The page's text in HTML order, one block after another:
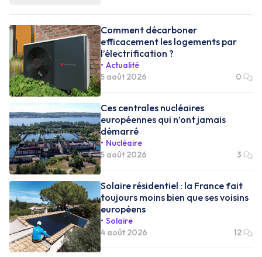
Comment décarboner
efficacement les logements par
l’électrification ?
Actualité
5 août 2026
0
Ces centrales nucléaires
européennes qui n’ont jamais
démarré
Nucléaire
5 août 2026
3
Solaire résidentiel : la France fait
toujours moins bien que ses voisins
européens
Solaire
4 août 2026
12